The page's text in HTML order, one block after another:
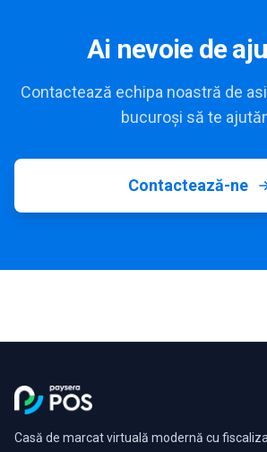
Ai nevoie de
Contactează echipa noastră de
bucuroși să te
Contactează-ne
Casă de marcat virtuală modernă cu